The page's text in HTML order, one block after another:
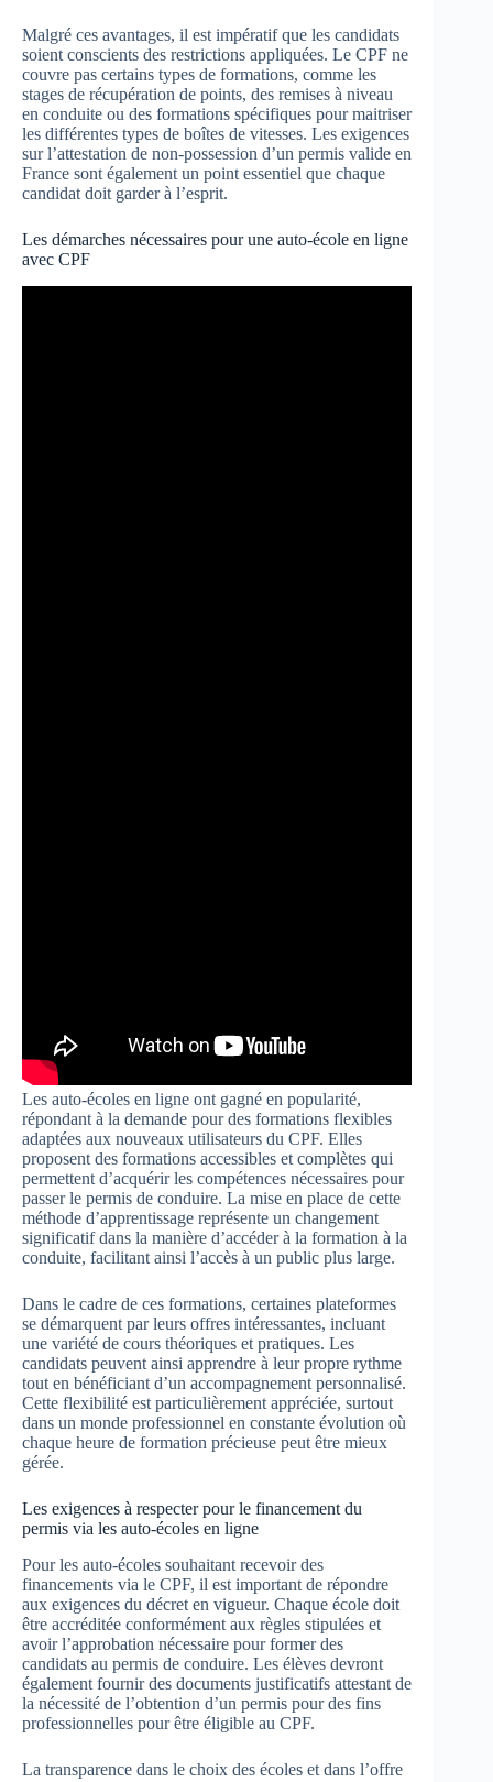
Malgré ces avantages, il est impératif que les candidats
soient conscients des restrictions appliquées. Le CPF ne
couvre pas certains types de formations, comme les
stages de récupération de points, des remises à niveau
en conduite ou des formations spécifiques pour maitriser
les différentes types de boîtes de vitesses. Les exigences
sur l’attestation de non-possession d’un permis valide en
France sont également un point essentiel que chaque
candidat doit garder à l’esprit.
Les démarches nécessaires pour une auto-école en ligne
avec CPF
Les auto-écoles en ligne ont gagné en popularité,
répondant à la demande pour des formations flexibles
adaptées aux nouveaux utilisateurs du CPF. Elles
proposent des formations accessibles et complètes qui
permettent d’acquérir les compétences nécessaires pour
passer le permis de conduire. La mise en place de cette
méthode d’apprentissage représente un changement
significatif dans la manière d’accéder à la formation à la
conduite, facilitant ainsi l’accès à un public plus large.
Dans le cadre de ces formations, certaines plateformes
se démarquent par leurs offres intéressantes, incluant
une variété de cours théoriques et pratiques. Les
candidats peuvent ainsi apprendre à leur propre rythme
tout en bénéficiant d’un accompagnement personnalisé.
Cette flexibilité est particulièrement appréciée, surtout
dans un monde professionnel en constante évolution où
chaque heure de formation précieuse peut être mieux
gérée.
Les exigences à respecter pour le financement du
permis via les auto-écoles en ligne
Pour les auto-écoles souhaitant recevoir des
financements via le CPF, il est important de répondre
aux exigences du décret en vigueur. Chaque école doit
être accréditée conformément aux règles stipulées et
avoir l’approbation nécessaire pour former des
candidats au permis de conduire. Les élèves devront
également fournir des documents justificatifs attestant de
la nécessité de l’obtention d’un permis pour des fins
professionnelles pour être éligible au CPF.
La transparence dans le choix des écoles et dans l’offre